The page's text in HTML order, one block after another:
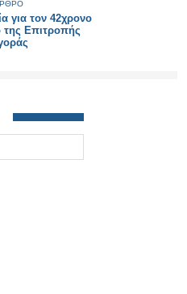
για τον 42χρονο
Επιτροπής